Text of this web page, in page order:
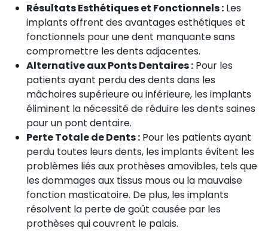
Résultats Esthétiques et Fonctionnels : Les
implants offrent des avantages esthétiques et
fonctionnels pour une dent manquante sans
compromettre les dents adjacentes.
Alternative aux Ponts Dentaires : Pour les
patients ayant perdu des dents dans les
mâchoires supérieure ou inférieure, les implants
éliminent la nécessité de réduire les dents saines
pour un pont dentaire.
Perte Totale de Dents : Pour les patients ayant
perdu toutes leurs dents, les implants évitent les
problèmes liés aux prothèses amovibles, tels que
les dommages aux tissus mous ou la mauvaise
fonction masticatoire. De plus, les implants
résolvent la perte de goût causée par les
prothèses qui couvrent le palais.